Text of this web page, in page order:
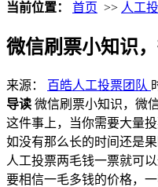
当前位置： 首页 >> 人工
微信刷票小知识
来源： 百皓人工投票团队
导读 微信刷票小知识，微
这件事上，当你需要大量
如没有那么长的时间还是
人工投票两毛钱一票就可
要相信一毛多钱的价格，